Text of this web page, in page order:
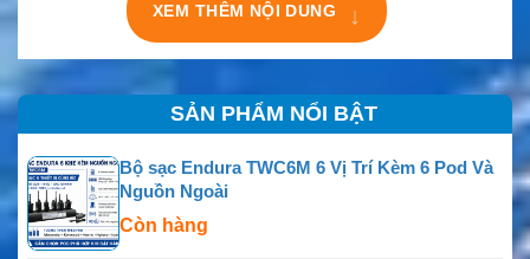
XEM THÊM NỘI DUNG ↓
SẢN PHẨM NỔI BẬT
Bộ sạc Endura TWC6M 6 Vị Trí Kèm 6 Pod Và
Nguồn Ngoài
Còn hàng